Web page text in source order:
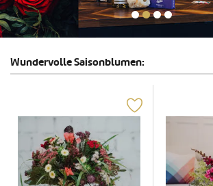
Wundervolle Saisonblumen: